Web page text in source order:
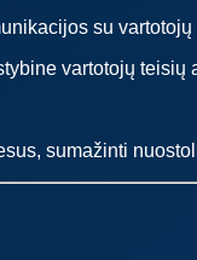
su
vartotojų teisių
sumažinti